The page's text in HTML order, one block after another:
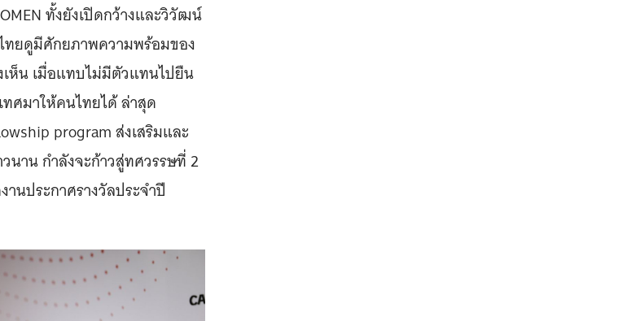
ทั้งยังเปิดกว้างและวิวัฒน์
ทยดูมีศักยภาพความพร้อมของ
ห็น เมื่อแทบไม่มีตัวแทนไปยืน
ศมาให้คนไทยได้ ล่าสุด
program ส่งเสริมและ
าน กำลังจะก้าวสู่ทศวรรษที่ 2
นประกาศรางวัลประจำปี